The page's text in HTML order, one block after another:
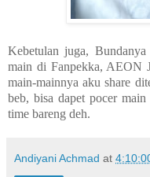
Kebetulan juga,
main di Fanpekka, AEON
main-mainnya aku share
beb, bisa dapet pocer
time bareng deh.
Andiyani Achmad at